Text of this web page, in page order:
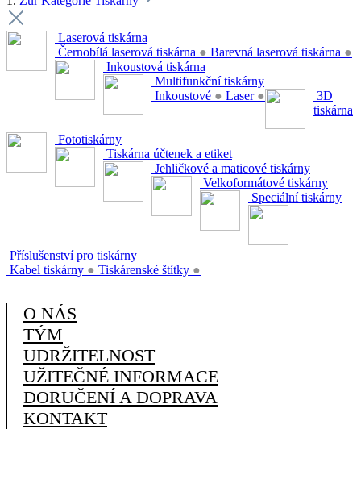
Laserová tiskárna
Černobílá laserová tiskárna ● Barevná laserová tiskárna ●
Inkoustová tiskárna
Multifunkční tiskárny
Inkoustové ● Laser ●
3D
tiskárna
Fototiskárny
Tiskárna účtenek a etiket
Jehličkové a maticové tiskárny
Velkoformátové tiskárny
Speciální tiskárny
Příslušenství pro tiskárny
Kabel tiskárny ● Tiskárenské štítky ●
O NÁS
TÝM
UDRŽITELNOST
UŽITEČNÉ INFORMACE
DORUČENÍ A DOPRAVA
KONTAKT